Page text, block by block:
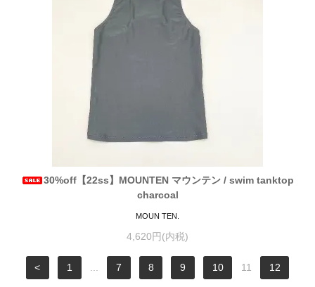
30%off【22ss】MOUNTEN マウンテン / swim tanktop
charcoal
MOUN TEN.
4,620円(内税)
< 1 7 8 9 10 11 12